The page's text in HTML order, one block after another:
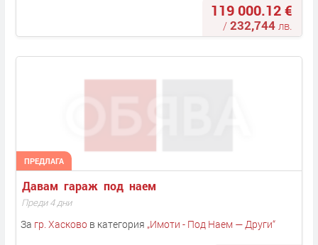
119 000.12 €
/232,744 лв.
ПРЕДЛАГА
Давам  гараж  под  наем
Преди 4 дни
За гр. Хасковов категория „Имоти - Под Наем — Други“